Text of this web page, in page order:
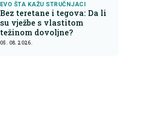
EVO ŠTA KAŽU STRUČNJACI
Bez teretane i tegova: Da li
su vježbe s vlastitom
težinom dovoljne?
05. 08. 2026.